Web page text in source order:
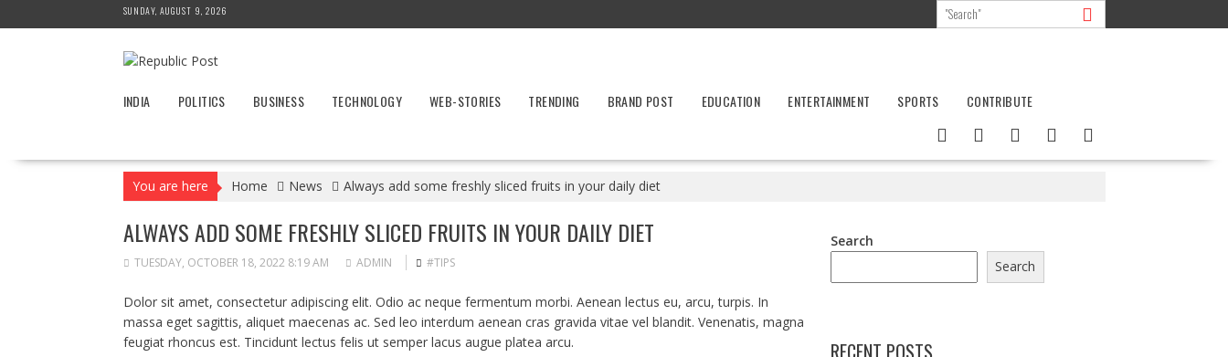
to
SUNDAY, AUGUST 9, 2026
INDIA POLITICS BUSINESS TECHNOLOGY WEB-STORIES TRENDING BRAND POST EDUCATION ENTERTAINMENT SPORTS CONTRIBUTE
You are here Home News Always add some freshly sliced fruits in your daily diet
ALWAYS ADD SOME FRESHLY SLICED FRUITS IN YOUR DAILY DIET
TUESDAY, OCTOBER 18, 2022 8:19 AM ADMIN #TIPS
Dolor sit amet, consectetur adipiscing elit. Odio ac neque fermentum morbi. Aenean lectus eu, arcu, turpis. In
massa eget sagittis, aliquet maecenas ac. Sed leo interdum aenean cras gravida vitae vel blandit. Venenatis, magna
feugiat rhoncus est. Tincidunt lectus felis ut semper lacus augue platea arcu.
Search
Search
RECENT POSTS